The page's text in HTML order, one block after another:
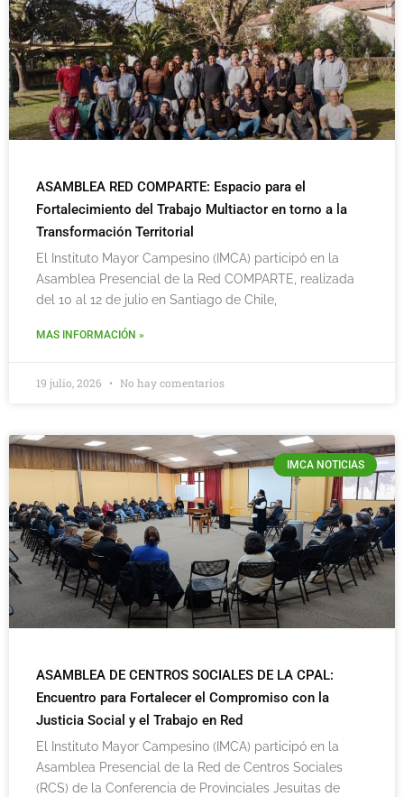
ASAMBLEA RED COMPARTE: Espacio para el
Fortalecimiento del Trabajo Multiactor en torno a la
Transformación Territorial
El Instituto Mayor Campesino (IMCA) participó en la
Asamblea Presencial de la Red COMPARTE, realizada
del 10 al 12 de julio en Santiago de Chile,
MAS INFORMACIÓN »
19 julio, 2026 No hay comentarios
IMCA NOTICIAS
ASAMBLEA DE CENTROS SOCIALES DE LA CPAL:
Encuentro para Fortalecer el Compromiso con la
Justicia Social y el Trabajo en Red
El Instituto Mayor Campesino (IMCA) participó en la
Asamblea Presencial de la Red de Centros Sociales
(RCS) de la Conferencia de Provinciales Jesuitas de